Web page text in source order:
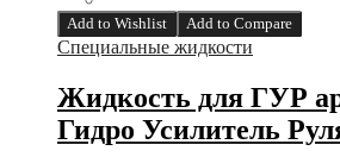
Add to Wishlist Add to Compare
Специальные жидкости
Жидкость для ГУР
Гидро Усилитель